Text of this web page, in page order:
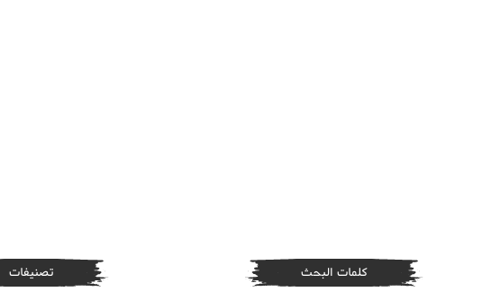
كلمات البحث تصنيفات